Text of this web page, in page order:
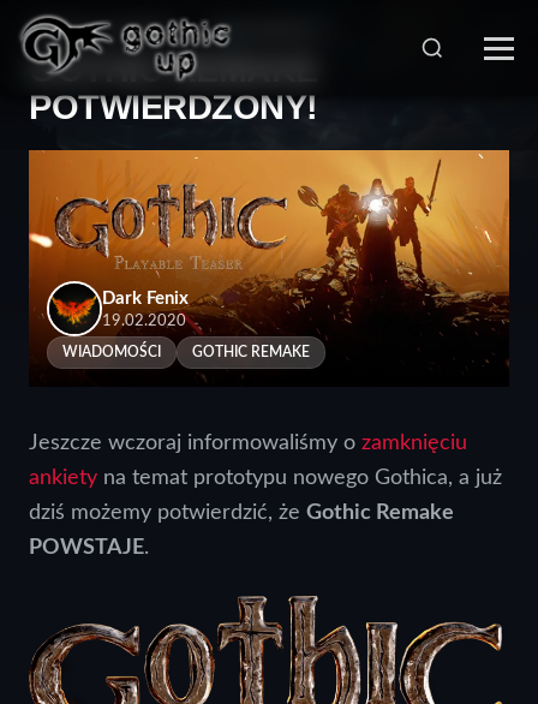
STRONA GŁÓWNA > WIADOMOŚCI
GOTHIC REMAKE
POTWIERDZONY!
Dark Fenix
19.02.2020
WIADOMOŚCI GOTHIC REMAKE
Jeszcze wczoraj informowaliśmy o zamknięciu
ankiety na temat prototypu nowego Gothica, a już
dziś możemy potwierdzić, że Gothic Remake
POWSTAJE.